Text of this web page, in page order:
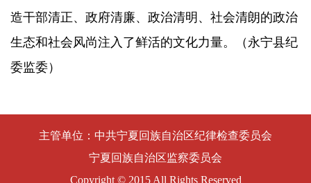
造干部清正、政府清廉、政治清明、社会清朗的政治
生态和社会风尚注入了鲜活的文化力量。（永宁县纪
委监委）
主管单位：中共宁夏回族自治区纪律检查委员会
宁夏回族自治区监察委员会
Copyright © 2015 All Rights Reserved